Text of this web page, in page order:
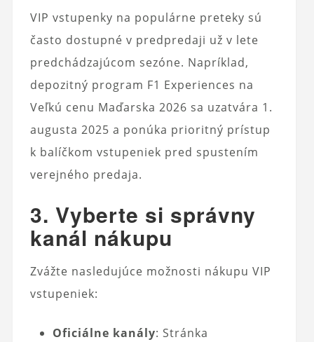
VIP vstupenky na populárne preteky sú
často dostupné v predpredaji už v lete
predchádzajúcom sezóne. Napríklad,
depozitný program F1 Experiences na
Veľkú cenu Maďarska 2026 sa uzatvára 1.
augusta 2025 a ponúka prioritný prístup
k balíčkom vstupeniek pred spustením
verejného predaja.
3. Vyberte si správny
kanál nákupu
Zvážte nasledujúce možnosti nákupu VIP
vstupeniek:
Oficiálne kanály: Stránka